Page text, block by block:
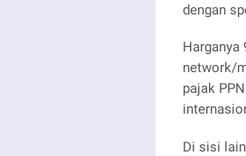
dengan
Harganya
network/
pajak
Di sisi